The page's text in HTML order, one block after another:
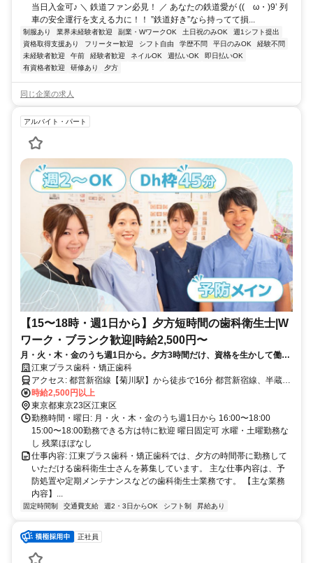
当日入金可♪ ＼ 鉄道ファン必見！ ／ あなたの鉄道愛が ((ゝω・)9’ 列
車の安全運行を支える力に！！ ”鉄道好き”なら持ってて損...
制服あり 業界未経験者歓迎 副業・WワークOK 土日祝のみOK
週1シフト提出
資格取得支援あり
フリーター歓迎 シフト自由 学歴不問 平日のみOK
経験不問
未経験者歓迎
午前 経験者歓迎 ネイルOK 週払いOK
即日払いOK
有資格者歓迎
研修あり 夕方
同じ企業の求人
アルバイト・パート
【15〜18時・週1日から】夕方短時間の歯科衛生士|W
ワーク・ブランク歓迎|時給2,500円〜
月・火・木・金のうち週1日から。夕方3時間だけ、資格を生かして働き
ませんか？
江東プラス歯科・矯正歯科
アクセス: 都営新宿線【菊川駅】から徒歩で16分 都営新宿線、半蔵門
線【住吉駅】から徒歩で17分 都営大江戸線、半蔵門線【清澄白河
駅】より徒歩15分 ＜バスを利用する場合＞ 錦糸町駅よりバス9分
【石島】より徒歩1分 住吉駅よりバス4分 【石島】より徒歩1分 東
陽町駅よりバス6分 【千田】より徒歩5分
時給2,500円以上
東京都東京23区江東区
勤務時間・曜日: 月・火・木・金のうち週1日から 16:00〜18:00
15:00〜18:00勤務できる方は特に歓迎 曜日固定可 水曜・土曜勤務な
し 残業ほぼなし
仕事内容: 江東プラス歯科・矯正歯科では、夕方の時間帯に勤務して
いただける歯科衛生士さんを募集しています。 主な仕事内容は、予
防処置や定期メンテナンスなどの歯科衛生士業務です。 【主な業務
内容】...
固定時間制 交通費支給 週2・3日からOK シフト制 昇給あり
正社員